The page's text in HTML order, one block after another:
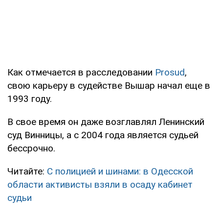
Как отмечается в расследовании Prosud,
свою карьеру в судействе Вышар начал еще в
1993 году.
В свое время он даже возглавлял Ленинский
суд Винницы, а с 2004 года является судьей
бессрочно.
Читайте: С полицией и шинами: в Одесской
области активисты взяли в осаду кабинет
судьи